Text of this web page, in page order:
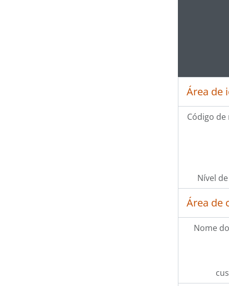
Área de
Código
Nível
Área de
Nome